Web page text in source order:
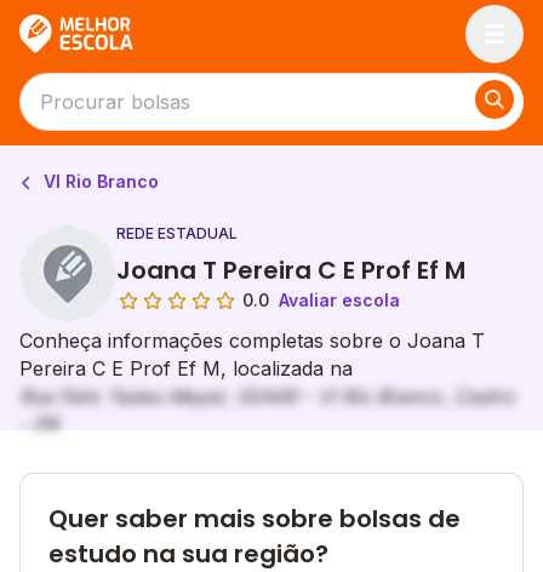
Vl Rio Branco
REDE ESTADUAL
Joana T Pereira C E Prof Ef M
0.0 Avaliar escola
Conheça informações completas sobre o Joana T
Pereira C E Prof Ef M, localizada na
Rua Felix Tadeu Meyer, 00449 - Vl Rio Branco, Castro
- PR
Quer saber mais sobre bolsas de
estudo na sua região?